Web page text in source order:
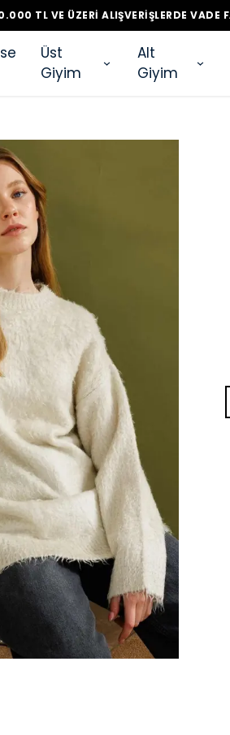
TL VE ÜZERI ALIŞVERIŞLERDE VADE
Üst
Giyim
Alt
Giyim